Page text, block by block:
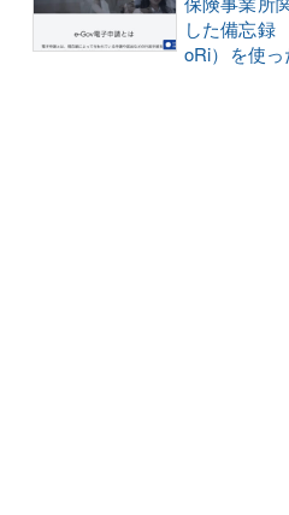
した備忘録
oRi）を使っ